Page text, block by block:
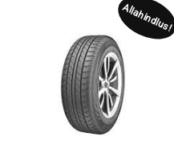
Allahindlus!